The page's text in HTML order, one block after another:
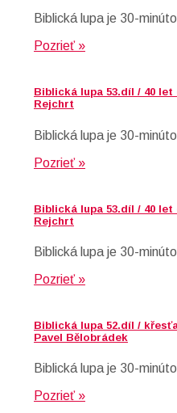
Biblická lupa je 30-
Pozrieť »
Biblická lupa 53.díl / 40
Rejchrt
Biblická lupa je 30-
Pozrieť »
Biblická lupa 53.díl / 40
Rejchrt
Biblická lupa je 30-
Pozrieť »
Biblická lupa 52.díl /
Pavel Bělobrádek
Biblická lupa je 30-
Pozrieť »